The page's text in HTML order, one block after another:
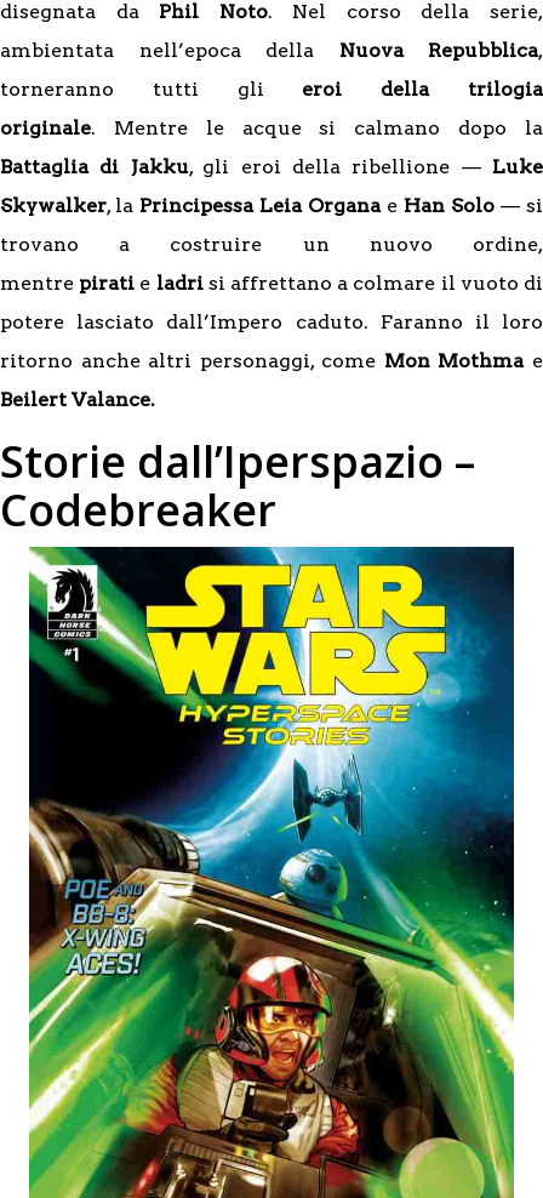
disegnata da Phil Noto. Nel corso della serie,
ambientata nell’epoca della Nuova Repubblica,
torneranno tutti gli eroi della trilogia
originale. Mentre le acque si calmano dopo la
Battaglia di Jakku, gli eroi della ribellione — Luke
Skywalker, la Principessa Leia Organae Han Solo — si
trovano a costruire un nuovo ordine,
mentre pirati e ladrisi affrettano a colmare il vuoto di
potere lasciato dall’Impero caduto. Faranno il loro
ritorno anche altri personaggi, come Mon Mothmae
Beilert Valance.
Storie dall’Iperspazio –
Codebreaker